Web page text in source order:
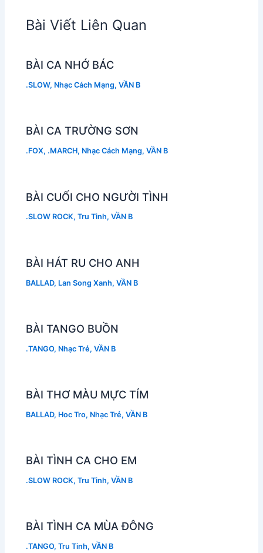
Bài Viết Liên Quan
BÀI CA NHỚ BÁC
.SLOW, Nhạc Cách Mạng,VẦN B
BÀI CA TRƯỜNG SƠN
.FOX, .MARCH, Nhạc Cách Mạng,VẦN B
BÀI CUỐI CHO NGƯỜI TÌNH
.SLOW ROCK,Tru Tinh,VẦN B
BÀI HÁT RU CHO ANH
BALLAD, Lan Song Xanh,VẦN B
BÀI TANGO BUỒN
.TANGO, Nhạc Trẻ,VẦN B
BÀI THƠ MÀU MỰC TÍM
BALLAD, Hoc Tro, Nhạc Trẻ,VẦN B
BÀI TÌNH CA CHO EM
.SLOW ROCK,Tru Tinh,VẦN B
BÀI TÌNH CA MÙA ĐÔNG
.TANGO,Tru Tinh,VẦN B